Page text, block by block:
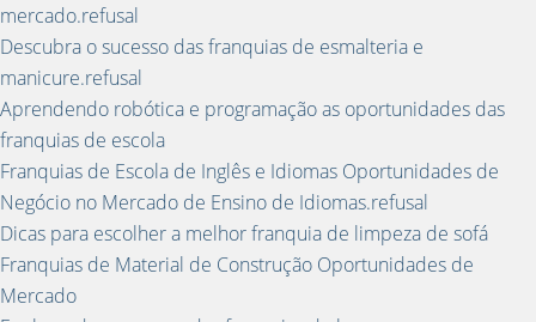
mercado.refusal
Descubra o sucesso das franquias de esmalteria e
manicure.refusal
Aprendendo robótica e programação as oportunidades das
franquias de escola
Franquias de Escola de Inglês e Idiomas Oportunidades de
Negócio no Mercado de Ensino de Idiomas.refusal
Dicas para escolher a melhor franquia de limpeza de sofá
Franquias de Material de Construção Oportunidades de
Mercado